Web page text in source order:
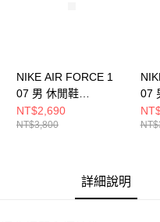
NIKE AIR FORCE 1
07 男 休閒鞋
IH1221900
NT$2,690
NT$3,800
07
詳細說明